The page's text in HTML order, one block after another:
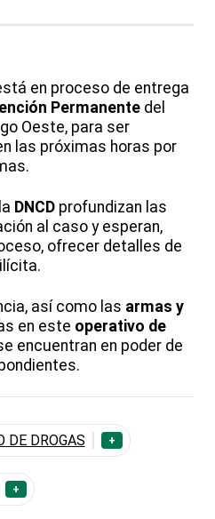
en proceso de entrega
Permanente del
Oeste, para ser
las próximas horas por
DNCD profundizan las
al caso y esperan,
ofrecer detalles de
así como las armas y
en este operativo de
encuentran en poder de
DE DROGAS +
+